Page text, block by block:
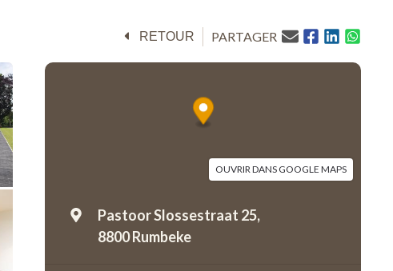
RETOUR PARTAGER
OUVRIR DANS GOOGLE MAPS
Pastoor Slossestraat 25,
8800 Rumbeke